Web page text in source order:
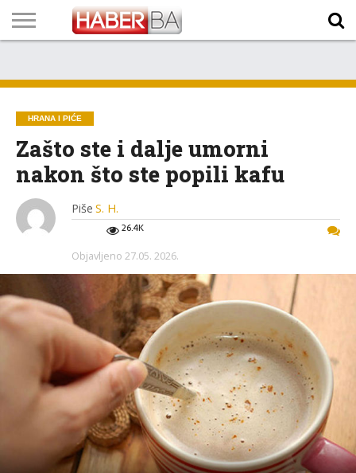
TECH
PROGRAM
PROGNOZA
PUTEVIMA
LISTA
NAMA
HRANA I PIĆE
Zašto ste i dalje umorni
nakon što ste popili kafu
Piše S. H.
26.4K
Objavljeno 27.05. 2026.